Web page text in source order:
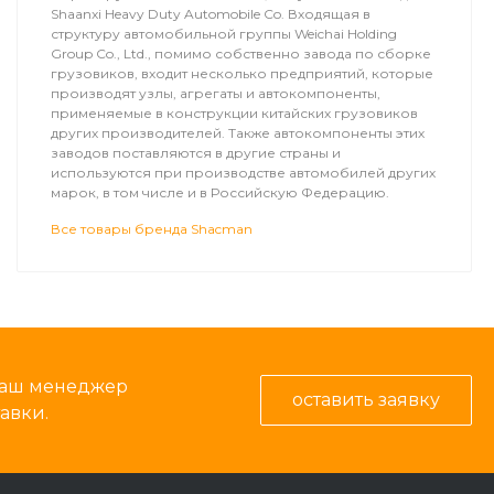
Shaanxi Heavy Duty Automobile Co. Входящая в
структуру автомобильной группы Weichai Holding
Group Co., Ltd., помимо собственно завода по сборке
грузовиков, входит несколько предприятий, которые
производят узлы, агрегаты и автокомпоненты,
применяемые в конструкции китайских грузовиков
других производителей. Также автокомпоненты этих
заводов поставляются в другие страны и
используются при производстве автомобилей других
марок, в том числе и в Российскую Федерацию.
Все товары бренда Shacman
менеджер
оставить заявку